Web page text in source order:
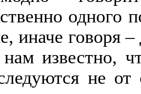
одного
иначе говоря
нам известно,
не